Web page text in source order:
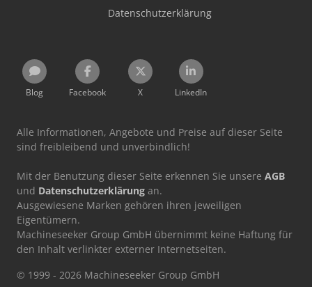
Datenschutzerklärung
Blog Facebook X LinkedIn
Alle Informationen, Angebote und Preise auf dieser Seite
sind freibleibend und unverbindlich!
Mit der Benutzung dieser Seite erkennen Sie unsere AGB
und Datenschutzerklärung an.
Ausgewiesene Marken gehören ihren jeweiligen
Eigentümern.
Machineseeker Group GmbH übernimmt keine Haftung für
den Inhalt verlinkter externer Internetseiten.
© 1999 - 2026 Machineseeker Group GmbH